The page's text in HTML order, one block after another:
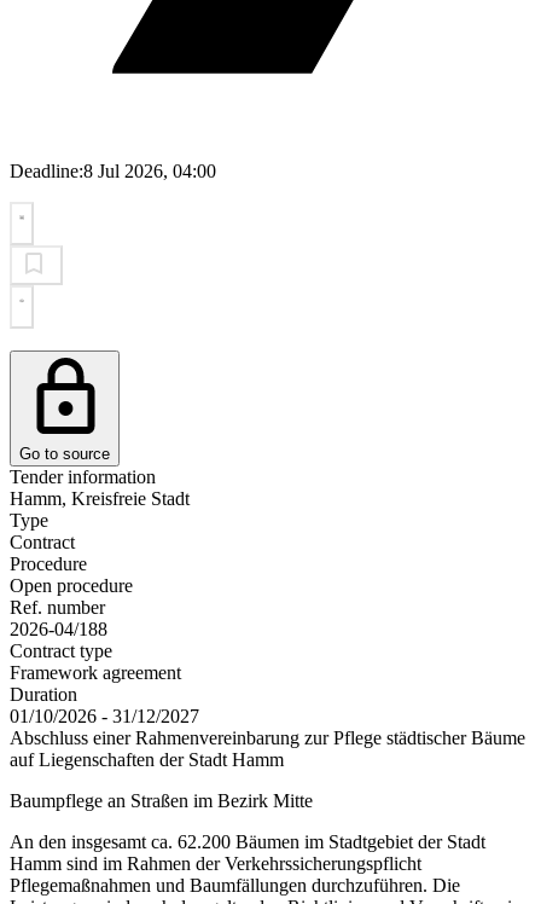
Deadline:8 Jul 2026, 04:00
Go to source
Tender information
Hamm, Kreisfreie Stadt
Type
Contract
Procedure
Open procedure
Ref. number
2026-04/188
Contract type
Framework agreement
Duration
01/10/2026 - 31/12/2027
Abschluss einer Rahmenvereinbarung zur Pflege städtischer Bäume
auf Liegenschaften der Stadt Hamm
Baumpflege an Straßen im Bezirk Mitte
An den insgesamt ca. 62.200 Bäumen im Stadtgebiet der Stadt
Hamm sind im Rahmen der Verkehrssicherungspflicht
Pflegemaßnahmen und Baumfällungen durchzuführen. Die